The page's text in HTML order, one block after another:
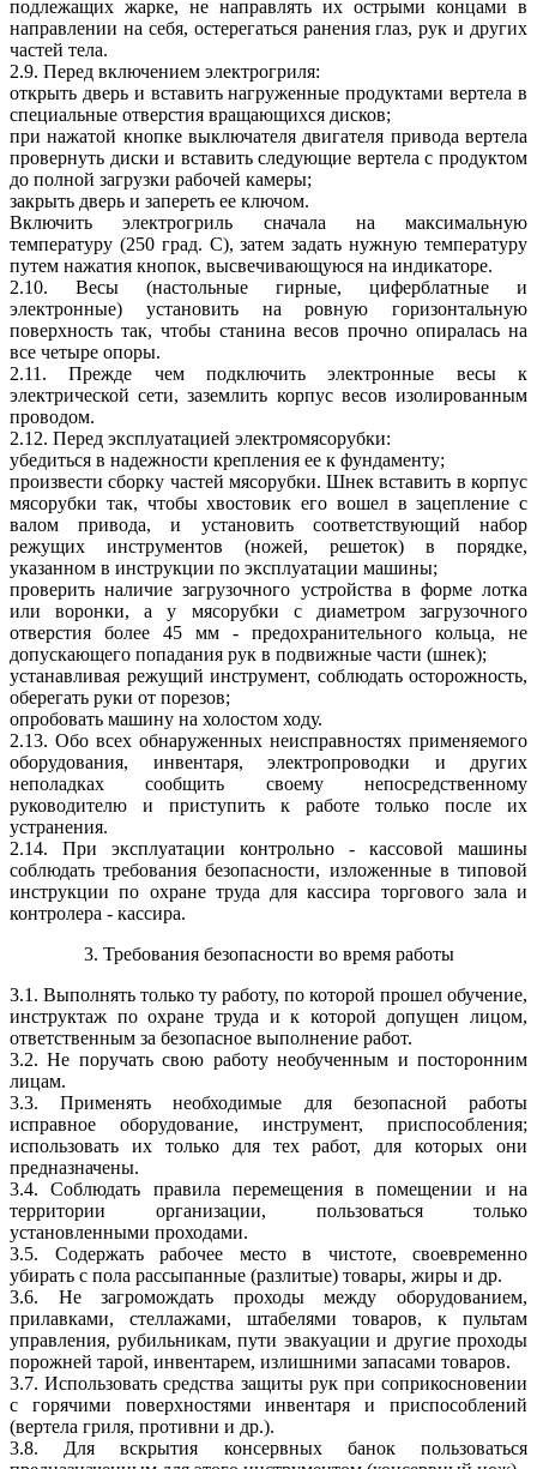
подлежащих жарке, не направлять их острыми концами в
направлении на себя, остерегаться ранения глаз, рук и других
частей тела.
2.9. Перед включением электрогриля:
открыть дверь и вставить нагруженные продуктами вертела в
специальные отверстия вращающихся дисков;
при нажатой кнопке выключателя двигателя привода вертела
провернуть диски и вставить следующие вертела с продуктом
до полной загрузки рабочей камеры;
закрыть дверь и запереть ее ключом.
Включить электрогриль сначала на максимальную
температуру (250 град. С), затем задать нужную температуру
путем нажатия кнопок, высвечивающуюся на индикаторе.
2.10. Весы (настольные гирные, циферблатные и
электронные) установить на ровную горизонтальную
поверхность так, чтобы станина весов прочно опиралась на
все четыре опоры.
2.11. Прежде чем подключить электронные весы к
электрической сети, заземлить корпус весов изолированным
проводом.
2.12. Перед эксплуатацией электромясорубки:
убедиться в надежности крепления ее к фундаменту;
произвести сборку частей мясорубки. Шнек вставить в корпус
мясорубки так, чтобы хвостовик его вошел в зацепление с
валом привода, и установить соответствующий набор
режущих инструментов (ножей, решеток) в порядке,
указанном в инструкции по эксплуатации машины;
проверить наличие загрузочного устройства в форме лотка
или воронки, а у мясорубки с диаметром загрузочного
отверстия более 45 мм - предохранительного кольца, не
допускающего попадания рук в подвижные части (шнек);
устанавливая режущий инструмент, соблюдать осторожность,
оберегать руки от порезов;
опробовать машину на холостом ходу.
2.13. Обо всех обнаруженных неисправностях применяемого
оборудования, инвентаря, электропроводки и других
неполадках сообщить своему непосредственному
руководителю и приступить к работе только после их
устранения.
2.14. При эксплуатации контрольно - кассовой машины
соблюдать требования безопасности, изложенные в типовой
инструкции по охране труда для кассира торгового зала и
контролера - кассира.
3. Требования безопасности во время работы
3.1. Выполнять только ту работу, по которой прошел обучение,
инструктаж по охране труда и к которой допущен лицом,
ответственным за безопасное выполнение работ.
3.2. Не поручать свою работу необученным и посторонним
лицам.
3.3. Применять необходимые для безопасной работы
исправное оборудование, инструмент, приспособления;
использовать их только для тех работ, для которых они
предназначены.
3.4. Соблюдать правила перемещения в помещении и на
территории организации, пользоваться только
установленными проходами.
3.5. Содержать рабочее место в чистоте, своевременно
убирать с пола рассыпанные (разлитые) товары, жиры и др.
3.6. Не загромождать проходы между оборудованием,
прилавками, стеллажами, штабелями товаров, к пультам
управления, рубильникам, пути эвакуации и другие проходы
порожней тарой, инвентарем, излишними запасами товаров.
3.7. Использовать средства защиты рук при соприкосновении
с горячими поверхностями инвентаря и приспособлений
(вертела гриля, противни и др.).
3.8. Для вскрытия консервных банок пользоваться